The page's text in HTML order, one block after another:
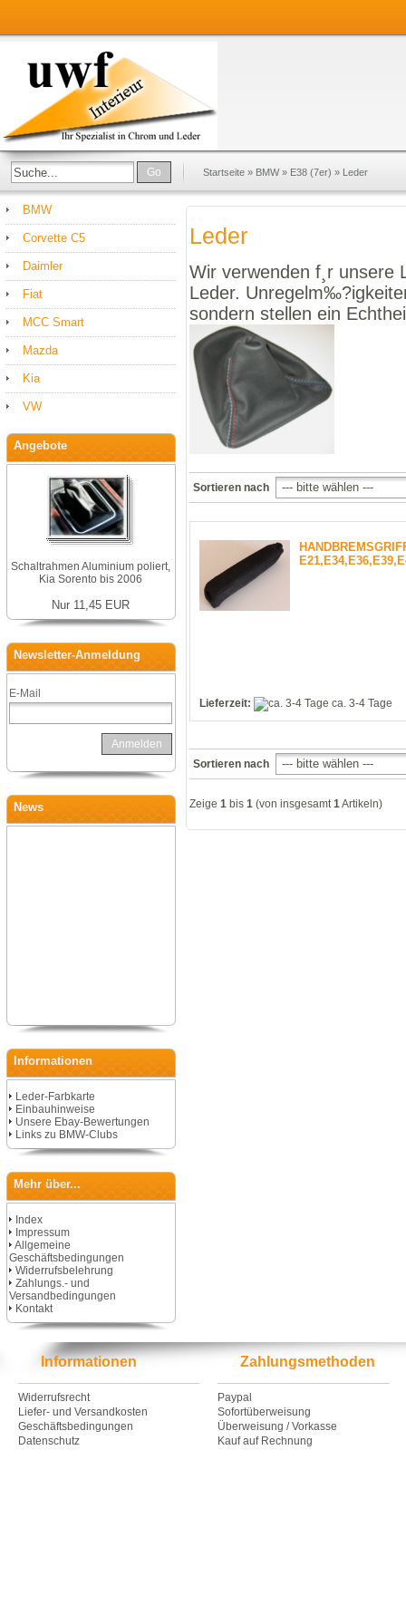
Go Startseite » BMW» E38 (7er) » Leder
BMW
Corvette C5
Daimler
Fiat
MCC Smart
Mazda
Kia
VW
Angebote
Schaltrahmen Aluminium poliert,
Kia Sorento bis 2006
Nur 11,45 EUR
Newsletter-Anmeldung
E-Mail
Anmelden
News
Informationen
Leder-Farbkarte
Einbauhinweise
Unsere Ebay-Bewertungen
Links zu BMW-Clubs
Mehr über...
Index
Impressum
Allgemeine
Geschäftsbedingungen
Widerrufsbelehrung
Zahlungs.- und
Versandbedingungen
Kontakt
Leder
Wir verwenden f¸r unsere
Leder.
sondern stellen ein
Sortieren nach
Lieferzeit: ca. 3-4 Tage
Sortieren nach
Zeige 1 bis 1 (von insgesamt 1 Artikeln)
Informationen
Widerrufsrecht
Liefer- und Versandkosten
Geschäftsbedingungen
Datenschutz
Zahlungsmethoden
Paypal
Sofortüberweisung
Überweisung / Vorkasse
Kauf auf Rechnung